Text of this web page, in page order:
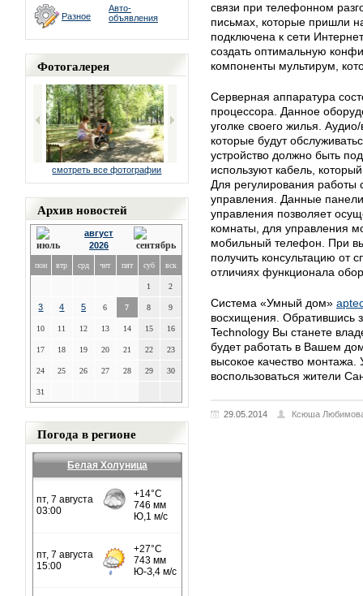
Разное
Авто-
объявления
Фотогалерея
смотреть все фотографии
Архив новостей
август
2026
пон втр срд чет пят суб вск
1 2
3 4 5 6 7 8 9
10 11 12 13 14 15 16
17 18 19 20 21 22 23
24 25 26 27 28 29 30
31
Погода в регионе
Белая Холуница
связи при телефонном
письмах, которые пришли
подключена к сети
создать оптимальную
компоненты мультирум,
Серверная аппаратура
процессора. Данное
уголке своего жилья.
которые будут
устройство должно быть
используют кабель,
Для регулирования работы
управления. Данные
управления позволяет
комнаты, для управления
мобильный телефон. При
получить консультацию от
отличиях функционала
Система «Умный дом»
восхищения. Обратившись
Technology Вы станете
будет работать в Вашем
высокое качество монтажа.
воспользоваться жители
29.05.2014 Ксюша